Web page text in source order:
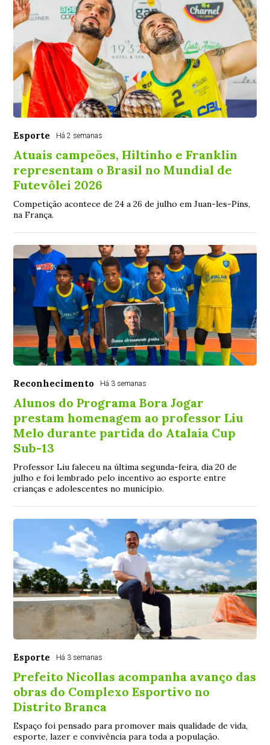
Esporte Há 2 semanas
Atuais campeões, Hiltinho e Franklin
representam o Brasil no Mundial de
Futevôlei 2026
Competição acontece de 24 a 26 de julho em Juan-les-Pins,
na França.
Reconhecimento Há 3 semanas
Alunos do Programa Bora Jogar
prestam homenagem ao professor Liu
Melo durante partida do Atalaia Cup
Sub-13
Professor Liu faleceu na última segunda-feira, dia 20 de
julho e foi lembrado pelo incentivo ao esporte entre
crianças e adolescentes no município.
Esporte Há 3 semanas
Prefeito Nicollas acompanha avanço das
obras do Complexo Esportivo no
Distrito Branca
Espaço foi pensado para promover mais qualidade de vida,
esporte, lazer e convivência para toda a população.